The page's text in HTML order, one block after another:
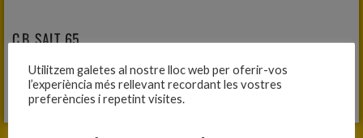
C.B. SALT, 65
CADET B FEMENÍ, 61
Fitxa del partit
Utilitzem galetes al nostre lloc web per oferir-vos
l’experiència més rellevant recordant les vostres
preferències i repetint visites.